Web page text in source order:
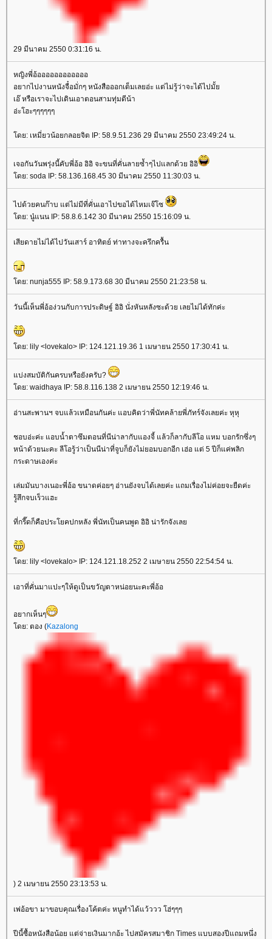
29 มีนาคม 2550 0:31:16 น.
หญิงพี่อ้ออออออออออออ
อยากไปงานหนังจื๋อมั่กๆ หนังสือออกเต็มเลยอ่ะ แต่ไม่รู้ว่าจะได้ไปมั้
เอ๊ หรือเราจะไปเดินเอาตอนสามทุ่มดีน้า
อ่ะโฮะๆๆๆๆๆๆ
ดย: เหมี่ยวน้อยกลอยจิต IP: 58.9.51.236 29 มีนาคม 2550 23:49:24 น.
เจอกันวันพรุ่งนี้คับพี่อ้อ อิอิ จะขนที่คั่นลายซ้ำๆไปแลกด้วย อิอิ
ดย: soda IP: 58.136.168.45 30 มีนาคม 2550 11:30:03 น.
ไปด้วยคนก๊าบ แต่ไม่มีที่คั่นเอาไปขอได้ไหมเจ๊โซ
ดย: นู๋แนน IP: 58.8.6.142 30 มีนาคม 2550 15:16:09 น.
เสียดายไม่ได้ไปวันเสาร์ อาทิตย์ ท่าทางจะครึกครื้น
ดย: nunja555 IP: 58.9.173.68 30 มีนาคม 2550 21:23:58 น.
วันนี้เห็นพี่อ้อง่วนกับการประดิษฐ์ อิอิ นั่งหันหลังซะด้วย เลยไม่ได้ทักค่ะ
ดย: lily <lovekalo> IP: 124.121.19.36 1 เมษายน 2550 17:30:41 น.
บ่งสมบัติกันครบหรือยังครับ?
ดย: waidhaya IP: 58.8.116.138 2 เมษายน 2550 12:19:46 น.
อ่านสะพานฯ จบแล้วเหมือนกันค่ะ แอบคิดว่าพี่นัทคล้ายพี่ภัทร์จังเลยค่ะ หุหุ
ชอบอ่ะค่ะ แอบน้ำตาซึมตอนที่นีน่าลากับแองจี้ แล้วก็ลากับลีโอ แหม บอกรักซึ่งๆ
หน้าด้วยนะคะ ลีโอรู้ว่าเป็นนีน่าที่จูบก็ยังไม่ยอมบอกอีก เฮ่อ แต่ 5 ปีก็แค่พลิก
กระดาษเองค่ะ
เล่มมันบางเนอะพี่อ้อ ขนาดค่อยๆ อ่านยังจบได้เลยค่ะ แถมเรื่องไม่ค่อยจะยืดค่ะ
รู้สึกจบเร็วแฮะ
ที่กรี๊ดก็คือประโยคปกหลัง พี่นัทเป็นคนพูด อิอิ น่ารักจังเล
ดย: lily <lovekalo> IP: 124.121.18.252 2 เมษายน 2550 22:54:54 น.
เอาที่คั่นมาแปะๆให้ดูเป็นขวัญตาหน่อยนะคะพี่อ้อ
อยากเห็นๆ
ดย: ตอง (Kazalong
) 2 เมษายน 2550 23:13:53 น.
เพ่อ้อขา มาขอบคุณเรื่องโค้ตค่ะ หนูทำได้แว้ววว โฮ่ๆๆๆ
ปีนี้ซื้อหนังสือน้อย แต่จ่ายเงินมากอ้ะ ไปสมัครสมาชิก Times แบบสองปีแถมหนึ่ง